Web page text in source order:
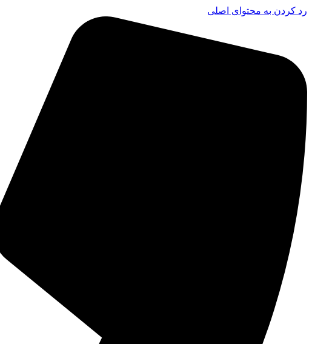
رد کردن به محتوای اصلی